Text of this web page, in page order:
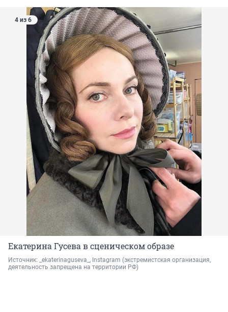
4 из 6
Екатерина Гусева в сценическом образе
Источник: _ekaterinaguseva_, Instagram (экстремистская организация,
деятельность запрещена на территории РФ)